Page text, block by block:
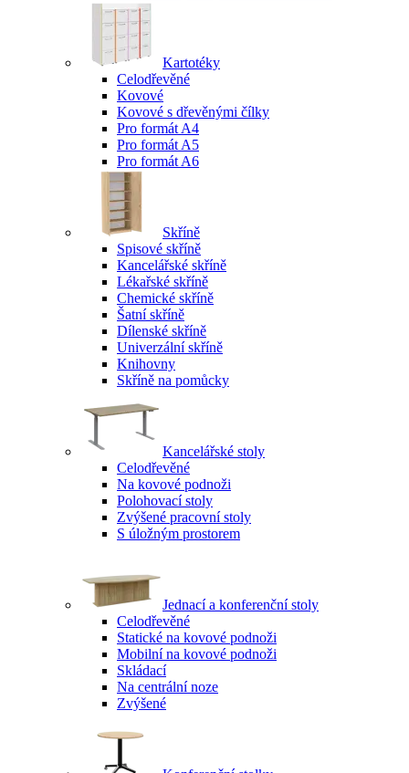
Kartotéky
Celodřevěné
Kovové
Kovové s dřevěnými čílky
Pro formát A4
Pro formát A5
Pro formát A6
Skříně
Spisové skříně
Kancelářské skříně
Lékařské skříně
Chemické skříně
Šatní skříně
Dílenské skříně
Univerzální skříně
Knihovny
Skříně na pomůcky
Kancelářské stoly
Celodřevěné
Na kovové podnoži
Polohovací stoly
Zvýšené pracovní stoly
S úložným prostorem
Jednací a konferenční stoly
Celodřevěné
Statické na kovové podnoži
Mobilní na kovové podnoži
Skládací
Na centrální noze
Zvýšené